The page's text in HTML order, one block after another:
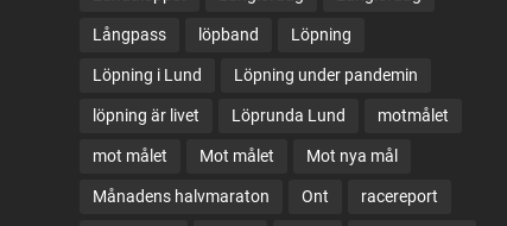
Långpass löpband Löpning
Löpning i Lund Löpning under pandemin
löpning är livet Löprunda Lund motmålet
mot målet Mot målet Mot nya mål
Månadens halvmaraton Ont racereport